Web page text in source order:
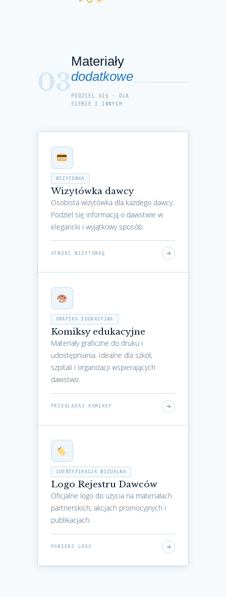
03
Materiały
dodatkowe
PODZIEL SIĘ - DLA
SIEBIE I INNYCH
WIZYTÓWKA
Wizytówka dawcy
Osobista wizytówka dla każdego dawcy.
Podziel się informacją o dawstwie w
elegancki i wyjątkowy sposób.
STWÓRZ WIZYTÓWKĘ
GRAFIKA EDUKACYJNA
Komiksy edukacyjne
Materiały graficzne do druku i
udostępniania. Idealne dla szkół,
szpitali i organizacji wspierających
dawstwo.
PRZEGLĄDAJ KOMIKSY
IDENTYFIKACJA WIZUALNA
Logo Rejestru Dawców
Oficjalne logo do użycia na materiałach
partnerskich, akcjach promocyjnych i
publikacjach.
POBIERZ LOGO